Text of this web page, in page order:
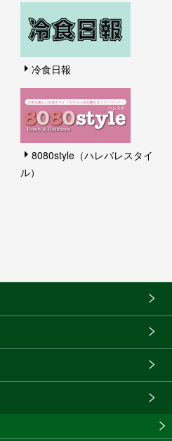
冷食日報
8080style（ハレバレスタイ
ル）